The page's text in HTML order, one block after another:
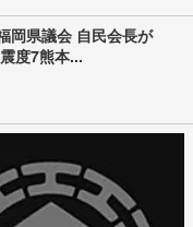
岡県議会 自民会長が
度7熊本...